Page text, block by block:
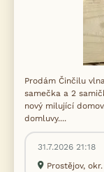
Prodám Činčilu
samečka a 2
nový milující
domluvy....
31.7.2026 21:18
Prostějov,